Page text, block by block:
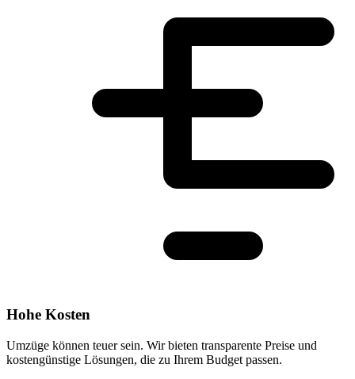
Hohe Kosten
Umzüge können teuer sein. Wir bieten transparente Preise und
kostengünstige Lösungen, die zu Ihrem Budget passen.